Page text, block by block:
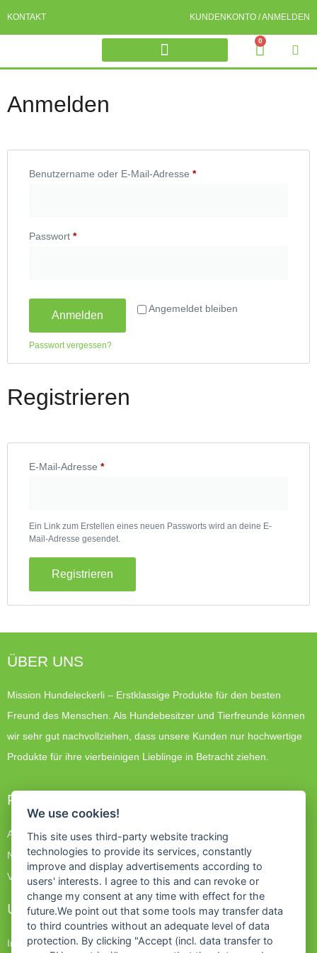
KONTAKT KUNDENKONTO / ANMELDEN
0
Anmelden
Benutzername oder E-Mail-Adresse *
Passwort *
Angemeldet bleiben
Anmelden
Passwort vergessen?
Registrieren
E-Mail-Adresse *
Ein Link zum Erstellen eines neuen Passworts wird an deine E-
Mail-Adresse gesendet.
Registrieren
ÜBER UNS
Mission Hundeleckerli – Erstklassige Produkte für den besten
Freund des Menschen. Als Hundebesitzer und Tierfreunde können
wir sehr gut nachvollziehen, dass unsere Kunden nur hochwertige
Produkte für ihre vierbeinigen Lieblinge in Betracht ziehen.
PRODUKTE
Angebote
Neue Produkte
Verkaufshits
UNTERNEHMEN
Impressum
We use cookies!
This site uses third-party website tracking
technologies to provide its services, constantly
improve and display advertisements according to
users' interests. I agree to this and can revoke or
change my consent at any time with effect for the
future.We point out that some tools may transfer data
to third countries without an adequate level of data
protection. By clicking "Accept (incl. data transfer to